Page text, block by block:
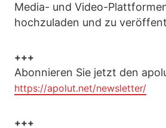
Media- und Video-
hochzuladen und zu
+++
Abonnieren Sie jetzt den
https://apolut.net/newsletter/
+++